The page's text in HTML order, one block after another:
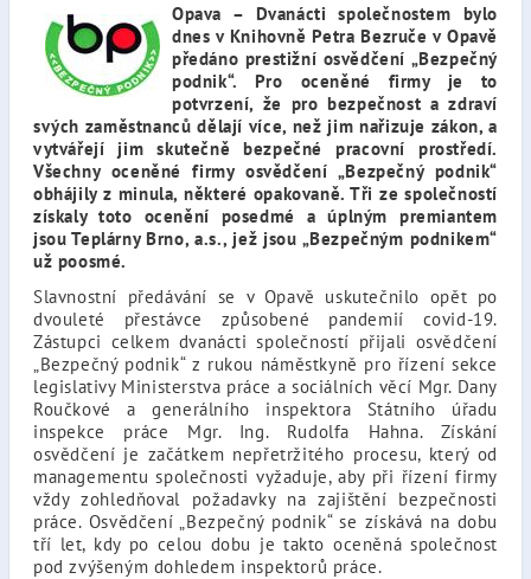
Opava – Dvanácti společnostem bylo
dnes v Knihovně Petra Bezruče v Opavě
předáno prestižní osvědčení „Bezpečný
podnik“. Pro oceněné firmy je to
potvrzení, že pro bezpečnost a zdraví
svých zaměstnanců dělají více, než jim nařizuje zákon, a
vytvářejí jim skutečně bezpečné pracovní prostředí.
Všechny oceněné firmy osvědčení „Bezpečný podnik“
obhájily z minula, některé opakovaně. Tři ze společností
získaly toto ocenění posedmé a úplným premiantem
jsou Teplárny Brno, a.s., jež jsou „Bezpečným podnikem“
už poosmé.
Slavnostní předávání se v Opavě uskutečnilo opět po
dvouleté přestávce způsobené pandemií covid-19.
Zástupci celkem dvanácti společností přijali osvědčení
„Bezpečný podnik“ z rukou náměstkyně pro řízení sekce
legislativy Ministerstva práce a sociálních věcí Mgr. Dany
Roučkové a generálního inspektora Státního úřadu
inspekce práce Mgr. Ing. Rudolfa Hahna. Získání
osvědčení je začátkem nepřetržitého procesu, který od
managementu společnosti vyžaduje, aby při řízení firmy
vždy zohledňoval požadavky na zajištění bezpečnosti
práce. Osvědčení „Bezpečný podnik“ se získává na dobu
tří let, kdy po celou dobu je takto oceněná společnost
pod zvýšeným dohledem inspektorů práce.